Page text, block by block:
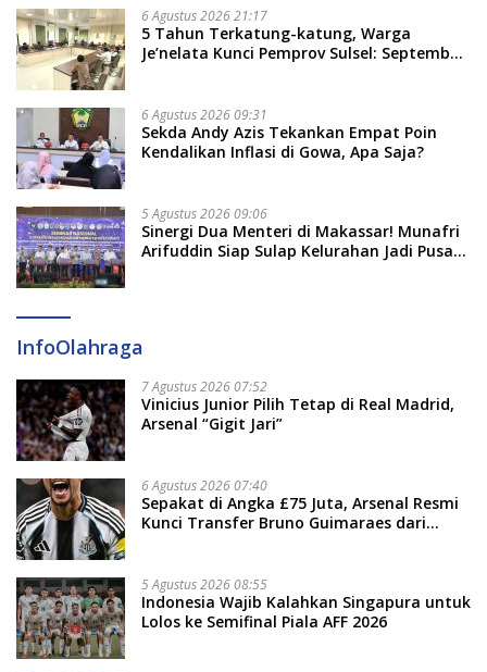
Soal Adat dan Adab
6 Agustus 2026 21:17
5 Tahun Terkatung-katung, Warga
Je’nelata Kunci Pemprov Sulsel: September
6 Agustus 2026 09:31
Sekda Andy Azis Tekankan Empat Poin
Kendalikan Inflasi di Gowa, Apa Saja?
5 Agustus 2026 09:06
Sinergi Dua Menteri di Makassar! Munafri
Arifuddin Siap Sulap Kelurahan Jadi Pusat
InfoOlahraga
7 Agustus 2026 07:52
Vinicius Junior Pilih Tetap di Real Madrid,
Arsenal “Gigit Jari”
6 Agustus 2026 07:40
Sepakat di Angka £75 Juta, Arsenal Resmi
Kunci Transfer Bruno Guimaraes dari
5 Agustus 2026 08:55
Indonesia Wajib Kalahkan Singapura untuk
Lolos ke Semifinal Piala AFF 2026